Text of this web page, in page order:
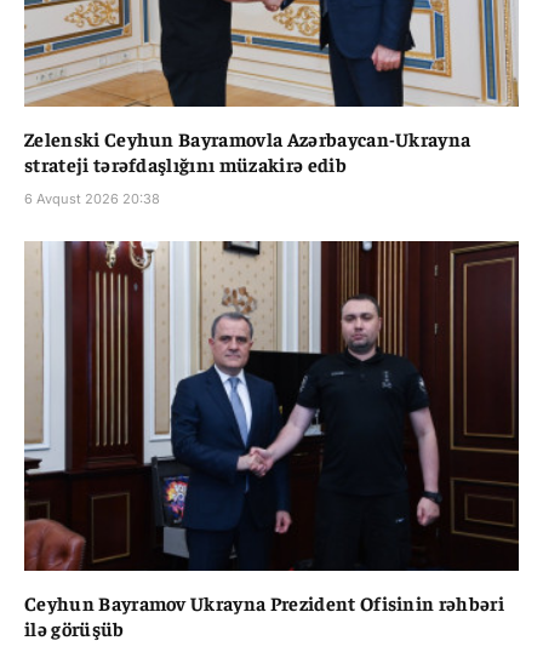
Zelenski Ceyhun Bayramovla Azərbaycan-Ukrayna
strateji tərəfdaşlığını müzakirə edib
6 Avqust 2026 20:38
Ceyhun Bayramov Ukrayna Prezident Ofisinin rəhbəri
ilə görüşüb